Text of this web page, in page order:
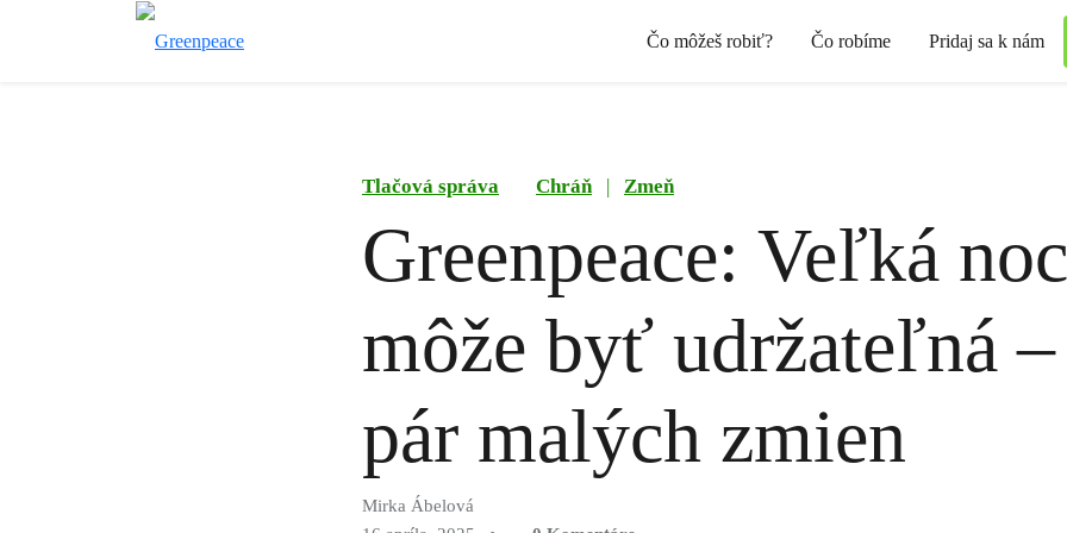
Čo môžeš robiť? Čo robíme Pridaj sa k nám
Tlačová správa Chráň | Zmeň
Greenpeace: Veľká noc
môže byť udržateľná
pár malých zmien
Mirka Ábelová